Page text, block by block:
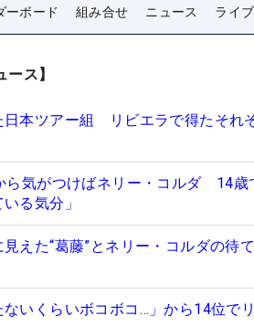
ーボード 組み合せ ニュース ライ
ース】
日本ツアー組 リビエラで得たそれ
ら気がつけばネリー・コルダ 14歳
いる気分」
見えた“葛藤”とネリー・コルダの
ないくらいボコボコ…」から14位